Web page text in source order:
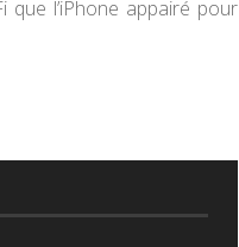
l’iPhone appairé pour